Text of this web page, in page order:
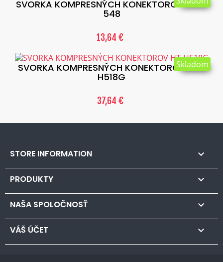
SVORKA KOMPRESNÝCH KONEKTOROV HLT-
548
13,64 €
SVORKA KOMPRESNÝCH KONEKTOROV HT-
H518G
37,64 €
Skladom
STORE INFORMATION 
PRODUKTY 
NAŠA SPOLOČNOSŤ 
VÁŠ ÚČET 